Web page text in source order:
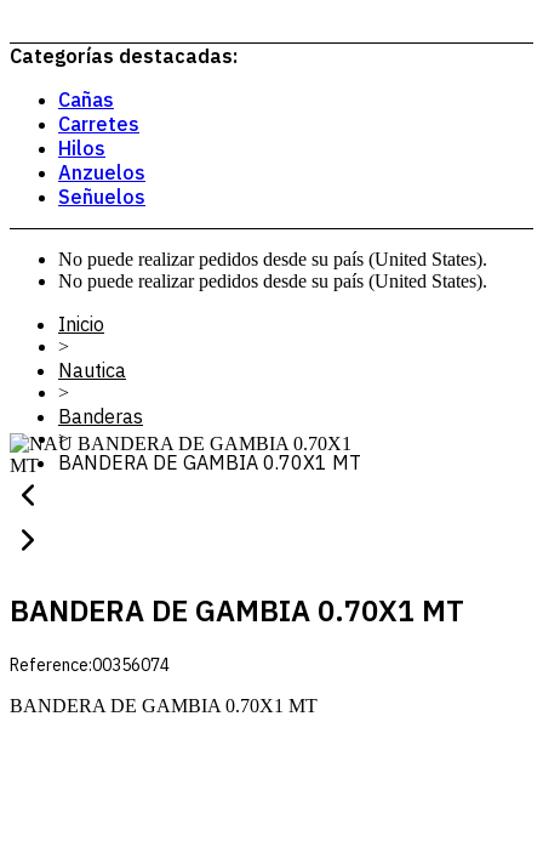
Categorías destacadas:
Cañas
Carretes
Hilos
Anzuelos
Señuelos
No puede realizar pedidos desde su país (United States).
No puede realizar pedidos desde su país (United States).
Inicio
>
Nautica
>
Banderas
>
BANDERA DE GAMBIA 0.70X1 MT
BANDERA DE GAMBIA 0.70X1 MT
Reference:00356074
BANDERA DE GAMBIA 0.70X1 MT